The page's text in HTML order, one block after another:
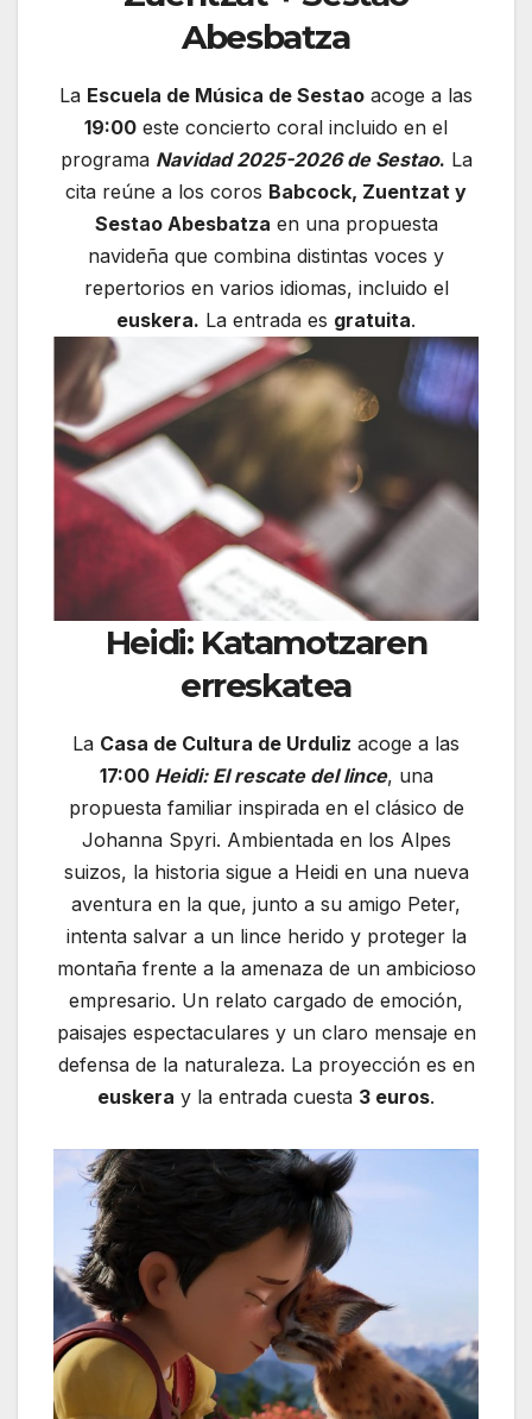
Abesbatza
La Escuela de Música de Sestao acoge a las
19:00 este concierto coral incluido en el
programa Navidad 2025-2026 de Sestao. La
cita reúne a los coros Babcock, Zuentzat y
Sestao Abesbatza en una propuesta
navideña que combina distintas voces y
repertorios en varios idiomas, incluido el
euskera. La entrada es gratuita.
Heidi: Katamotzaren
erreskatea
La Casa de Cultura de Urduliz acoge a las
17:00 Heidi: El rescate del lince, una
propuesta familiar inspirada en el clásico de
Johanna Spyri. Ambientada en los Alpes
suizos, la historia sigue a Heidi en una nueva
aventura en la que, junto a su amigo Peter,
intenta salvar a un lince herido y proteger la
montaña frente a la amenaza de un ambicioso
empresario. Un relato cargado de emoción,
paisajes espectaculares y un claro mensaje en
defensa de la naturaleza. La proyección es en
euskera y la entrada cuesta 3 euros.